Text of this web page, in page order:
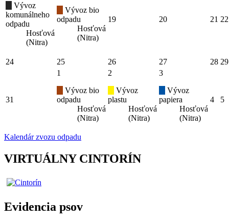
Vývoz
komunálneho
odpadu
Hosťová
(Nitra)
Vývoz bio
odpadu
Hosťová
(Nitra)
19 20 21 22
24 25 26 27 28 29
31
1
Vývoz bio
odpadu
Hosťová
(Nitra)
2
Vývoz
plastu
Hosťová
(Nitra)
3
Vývoz
papiera
Hosťová
(Nitra)
4 5
Kalendár zvozu odpadu
VIRTUÁLNY CINTORÍN
Evidencia psov